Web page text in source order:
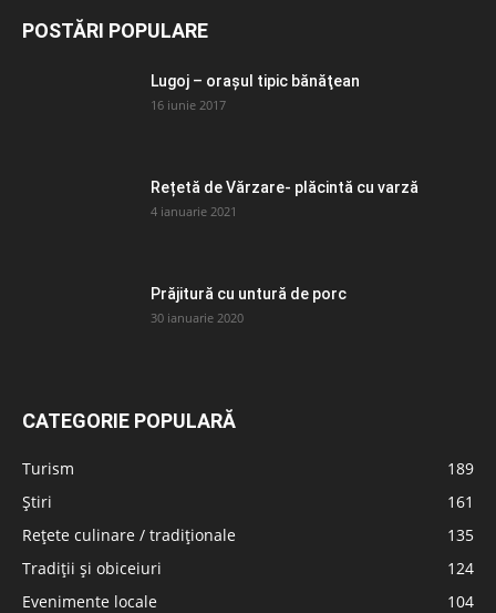
POSTĂRI POPULARE
Lugoj – orașul tipic bănăţean
16 iunie 2017
Rețetă de Vărzare- plăcintă cu varză
4 ianuarie 2021
Prăjitură cu untură de porc
30 ianuarie 2020
CATEGORIE POPULARĂ
Turism
189
Știri
161
Rețete culinare / tradiționale
135
Tradiții și obiceiuri
124
Evenimente locale
104